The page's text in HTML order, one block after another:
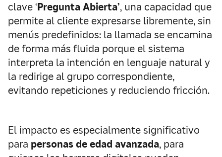
clave ‘Pregunta Abierta’, una capacidad que
permite al cliente expresarse libremente, sin
menús predefinidos: la llamada se encamina
de forma más fluida porque el sistema
interpreta la intención en lenguaje natural y
la redirige al grupo correspondiente,
evitando repeticiones y reduciendo fricción.
El impacto es especialmente significativo
para personas de edad avanzada, para